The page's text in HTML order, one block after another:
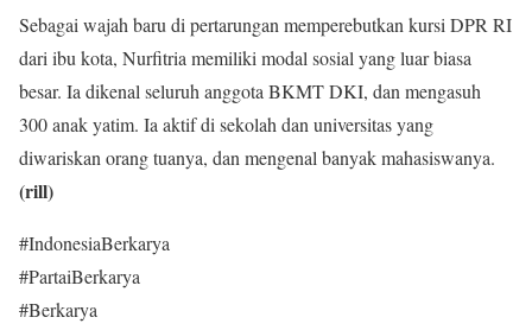
Sebagai wajah baru di pertarungan memperebutkan kursi DPR RI
dari ibu kota, Nurfitria memiliki modal sosial yang luar biasa
besar. Ia dikenal seluruh anggota BKMT DKI, dan mengasuh
300 anak yatim. Ia aktif di sekolah dan universitas yang
diwariskan orang tuanya, dan mengenal banyak mahasiswanya.
(rill)
#IndonesiaBerkarya
#PartaiBerkarya
#Berkarya